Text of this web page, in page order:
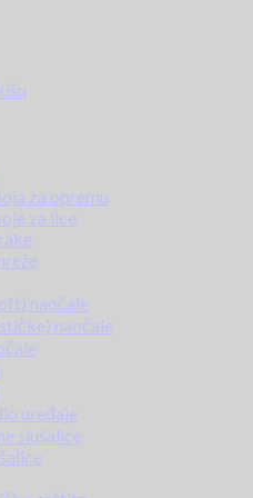
za opremu
za lice
naočale
naočale
uređaje
slušalice